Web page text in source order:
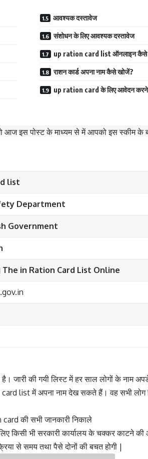
आवश्यक दस्तावेज
संशोधन के लिए आवश्यक दस्तावेज
up ration card list ऑनलाइन कैसे
राशन कार्ड अपना नाम कैसे खोजें?
up ration card के लिए आवेदन करने
आज इस पोस्ट के माध्यम से में आपको इस स्कीम के
list
Department
Government
The in Ration Card List Online
है। जारी की गयी लिस्ट में हर साल लोगों के नाम
list में अपना नाम देख सकते हैं। वह सभी लोग
की सभी जानकारी निकाले
किसी भी सरकारी कार्यालय के चक्कर काटने
से समय तथा पैसे दोनों की बचत होगी |